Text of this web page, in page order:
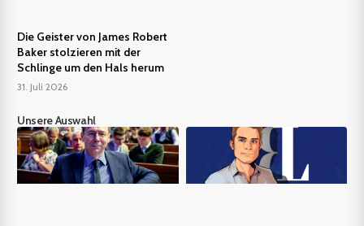
Die Geister von James Robert
Baker stolzieren mit der
Schlinge um den Hals herum
31. Juli 2026
Unsere Auswahl